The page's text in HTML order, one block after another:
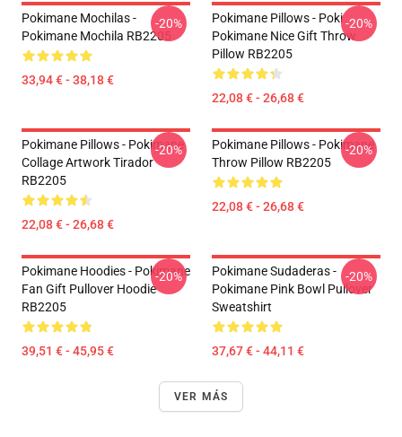
Pokimane Mochilas -
Pokimane Mochila RB2205
33,94 € - 38,18 €
-20%
Pokimane Pillows - Poki
Pokimane Nice Gift Throw
Pillow RB2205
22,08 € - 26,68 €
-20%
Pokimane Pillows - Pokimane
Collage Artwork Tirador
RB2205
22,08 € - 26,68 €
-20%
Pokimane Pillows - Pokimane
Throw Pillow RB2205
22,08 € - 26,68 €
-20%
Pokimane Hoodies - Pokimane
Fan Gift Pullover Hoodie
RB2205
39,51 € - 45,95 €
-20%
Pokimane Sudaderas -
Pokimane Pink Bowl Pullover
Sweatshirt
37,67 € - 44,11 €
-20%
VER MÁS